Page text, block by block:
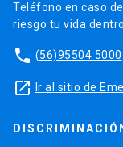
Teléfono en caso
riesgo tu vida
phone (56)95504 5000
launch Ir al sitio de